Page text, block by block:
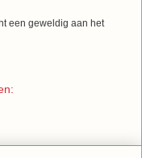
een geweldig aan het